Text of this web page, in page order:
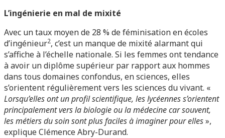
L’ingénierie en mal de mixité
Avec un taux moyen de 28 % de féminisation en écoles
d’ingénieur2, c’est un manque de mixité alarmant qui
s’affiche à l’échelle nationale. Si les femmes ont tendance
à avoir un diplôme supérieur par rapport aux hommes
dans tous domaines confondus, en sciences, elles
s’orientent régulièrement vers les sciences du vivant. «
Lorsqu’elles ont un profil scientifique, les lycéennes s’orientent
principalement vers la biologie ou la médecine car souvent,
les métiers du soin sont plus faciles à imaginer pour elles»,
explique Clémence Abry-Durand.